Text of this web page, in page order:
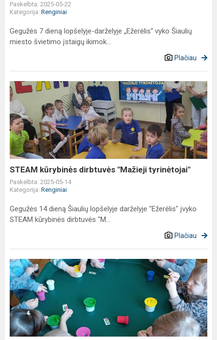
Paskelbta: 2025-05-22
Kategorija: Renginiai
Gegužės 7 dieną lopšelyje-darželyje „Ežerėlis“ vyko Šiaulių
miesto švietimo įstaigų ikimok...
Plačiau
STEAM
kūrybinės
dirbtuvės
"Mažieji
tyrinėtojai"
STEAM kūrybinės dirbtuvės "Mažieji tyrinėtojai"
Paskelbta: 2025-05-14
Kategorija: Renginiai
Gegužės 14 dieną Šiaulių lopšelyje darželyje "Ežerėlis" įvyko
STEAM kūrybinės dirbtuvės "M...
Plačiau
Ritmingos
Šv.
Velykos
su
STEAM
2025:
muzika,